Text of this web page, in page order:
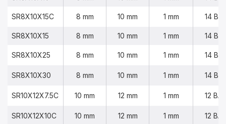
SR8X10X15C 8 mm 10 mm 1 mm 14
SR8X10X15 8 mm 10 mm 1 mm 14
SR8X10X25 8 mm 10 mm 1 mm 14
SR8X10X30 8 mm 10 mm 1 mm 14
SR10X12X7.5C 10 mm 12 mm 1 mm 12
SR10X12X10C 10 mm 12 mm 1 mm 12